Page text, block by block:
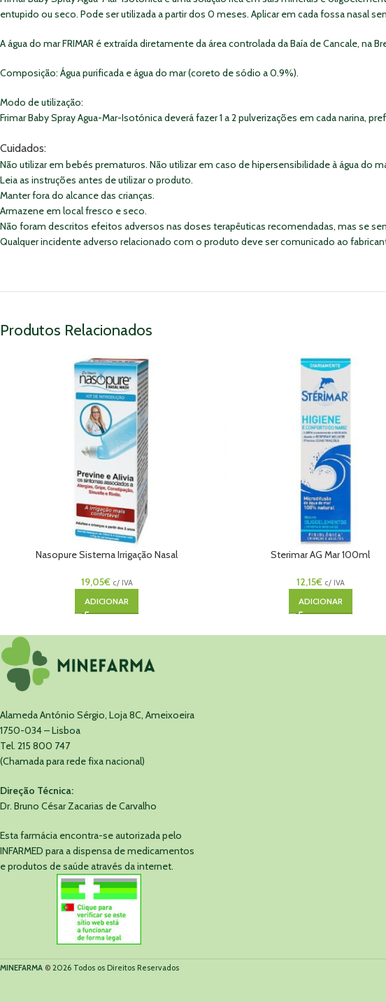
entupido ou seco. Pode ser utilizada a partir dos 0 meses. Aplicar em cada fossa nasal
A água do mar FRIMAR é extraída diretamente da área controlada da Baía de Cancale, na
Composição: Água purificada e água do mar (coreto de sódio a 0.9%).
Modo de utilização:
Frimar Baby Spray Agua-Mar-Isotónica deverá fazer 1 a 2 pulverizações em cada narina,
Cuidados:
Não utilizar em bebés prematuros. Não utilizar em caso de hipersensibilidade à água do
Leia as instruções antes de utilizar o produto.
Manter fora do alcance das crianças.
Armazene em local fresco e seco.
Não foram descritos efeitos adversos nas doses terapêuticas recomendadas, mas se
Qualquer incidente adverso relacionado com o produto deve ser comunicado ao
Produtos Relacionados
Nasopure Sistema Irrigação Nasal
19,05€ c/ IVA
ADICIONAR
Sterimar AG Mar 100ml
12,15€ c/ IVA
ADICIONAR
Alameda António Sérgio, Loja 8C, Ameixoeira
1750-034 – Lisboa
Tel. 215 800 747
(Chamada para rede fixa nacional)
Direção Técnica:
Dr. Bruno César Zacarias de Carvalho
Esta farmácia encontra-se autorizada pelo
INFARMED para a dispensa de medicamentos
e produtos de saúde através da internet.
MINEFARMA © 2026 Todos os Direitos Reservados